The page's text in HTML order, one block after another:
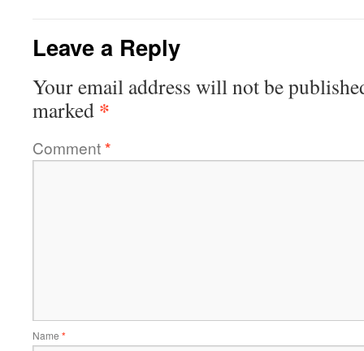
Leave a Reply
Your email address will not be
marked *
Comment*
Name *